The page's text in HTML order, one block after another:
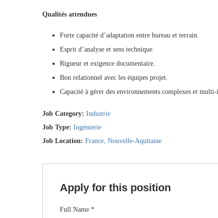
Qualités attendues
Forte capacité d’adaptation entre bureau et terrain.
Esprit d’analyse et sens technique.
Rigueur et exigence documentaire.
Bon relationnel avec les équipes projet.
Capacité à gérer des environnements complexes et
Job Category: Industrie
Job Type: Ingénierie
Job Location: France Nouvelle-Aquitaine
Apply for this position
Full Name *